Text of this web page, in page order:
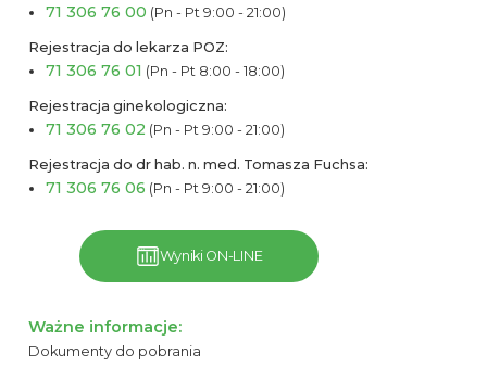
71 306 76 00 (Pn - Pt 9:00 - 21:00)
Rejestracja do lekarza POZ:
71 306 76 01 (Pn - Pt 8:00 - 18:00)
Rejestracja ginekologiczna:
71 306 76 02 (Pn - Pt 9:00 - 21:00)
Rejestracja do dr hab. n. med. Tomasza Fuchsa:
71 306 76 06 (Pn - Pt 9:00 - 21:00)
Wyniki ON-LINE
Ważne informacje:
Dokumenty do pobrania